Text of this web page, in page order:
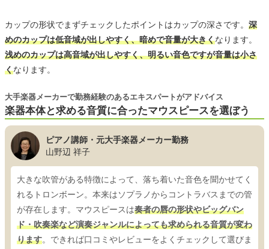
カップの形状でまずチェックしたポイントはカップの深さです。 深
めのカップは低音域が出しやすく、暗めで音量が大きくなります。
浅めのカップは高音域が出しやすく、明るい音色ですが音量は小さ
くなります。
楽器本体と求める音質に合ったマウスピースを選ぼう
大手楽器メーカーで勤務経験のあるエキスパートがアドバイス
ピアノ講師・元大手楽器メーカー勤務
山野辺 祥子
大きな吹管がある特徴によって、落ち着いた音色を聞かせてく
れるトロンボーン。本来はソプラノからコントラバスまでの管
が存在します。マウスピースは奏者の唇の形状やビッグバン
ド・吹奏楽など演奏ジャンルによっても求められる音質が変わ
ります。できれば口コミやレビューをよくチェックして選びま